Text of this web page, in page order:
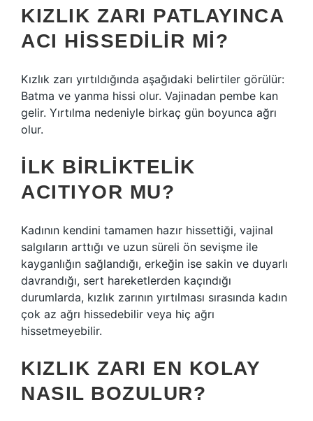
KIZLIK ZARI PATLAYINCA
ACI HISSEDILIR MI?
Kızlık zarı yırtıldığında aşağıdaki belirtiler görülür:
Batma ve yanma hissi olur. Vajinadan pembe kan
gelir. Yırtılma nedeniyle birkaç gün boyunca ağrı
olur.
İLK BIRLIKTELIK
ACITIYOR MU?
Kadının kendini tamamen hazır hissettiği, vajinal
salgıların arttığı ve uzun süreli ön sevişme ile
kayganlığın sağlandığı, erkeğin ise sakin ve duyarlı
davrandığı, sert hareketlerden kaçındığı
durumlarda, kızlık zarının yırtılması sırasında kadın
çok az ağrı hissedebilir veya hiç ağrı
hissetmeyebilir.
KIZLIK ZARI EN KOLAY
NASIL BOZULUR?